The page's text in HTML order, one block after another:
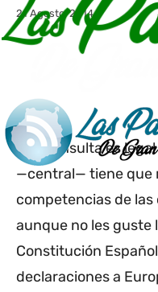
21 Agosto, 2014
«La consulta es
—central— tiene que
competencias de
aunque no les guste
Constitución
declaraciones a